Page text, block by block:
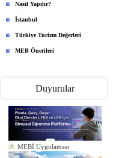
Nasıl Yapılır?
İstanbul
Türkiye Turizm Değerleri
MEB Önerileri
Duyurular
MEBİ Uygulaması